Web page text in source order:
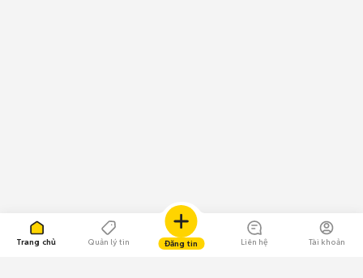
Trang chủ Quản lý tin Đăng tin Liên hệ Tài khoản